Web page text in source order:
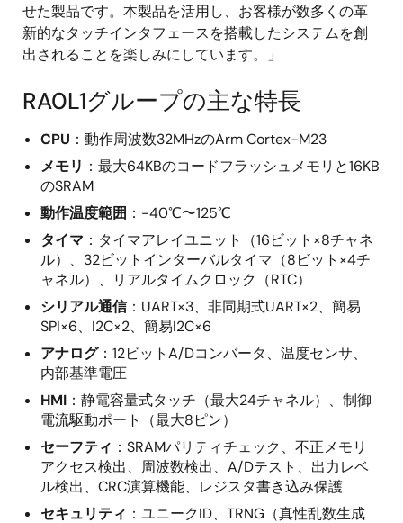
せた製品です。本製品を活用し、お客様が数多くの革
新的なタッチインタフェースを搭載したシステムを創
出されることを楽しみにしています。」
RA0L1グループの主な特長
CPU ：動作周波数32MHzのArm Cortex-M23
メモリ ：最大64KBのコードフラッシュメモリと16KB
のSRAM
動作温度範囲 ：-40℃〜125℃
タイマ ：タイマアレイユニット（16ビット×8チャネ
ル）、32ビットインターバルタイマ（8ビット×4チ
ャネル）、リアルタイムクロック（RTC）
シリアル通信：UART×3、非同期式UART×2、簡易
SPI×6、I2C×2、簡易I2C×6
アナログ：12ビットA/Dコンバータ、温度センサ、
内部基準電圧
HMI ：静電容量式タッチ（最大24チャネル）、制御
電流駆動ポート（最大8ピン）
セーフティ ：SRAMパリティチェック、不正メモリ
アクセス検出、周波数検出、A/Dテスト、出力レベ
ル検出、CRC演算機能、レジスタ書き込み保護
セキュリティ ：ユニークID、TRNG（真性乱数生成